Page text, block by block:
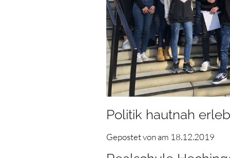
Politik hautnah
Gepostet von am 18.12.2019